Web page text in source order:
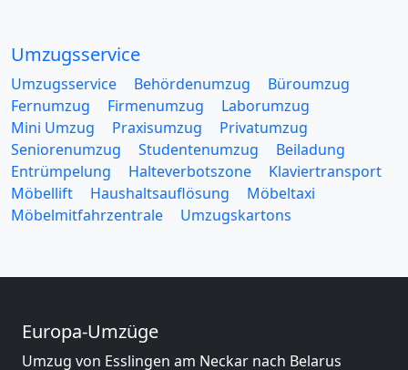
Umzugsservice
Umzugsservice Behördenumzug
Büroumzug
Fernumzug
Firmenumzug
Laborumzug
Mini Umzug
Praxisumzug
Privatumzug
Seniorenumzug
Studentenumzug
Beiladung
Entrümpelung
Halteverbotszone
Klaviertransport
Möbellift
Haushaltsauflösung
Möbeltaxi
Möbelmitfahrzentrale
Umzugskartons
Europa-Umzüge
Umzug von Esslingen am Neckar nach Belarus